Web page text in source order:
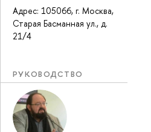
Адрес: 105066, г. Москва,
Старая Басманная ул., д.
21/4
РУКОВОДСТВО